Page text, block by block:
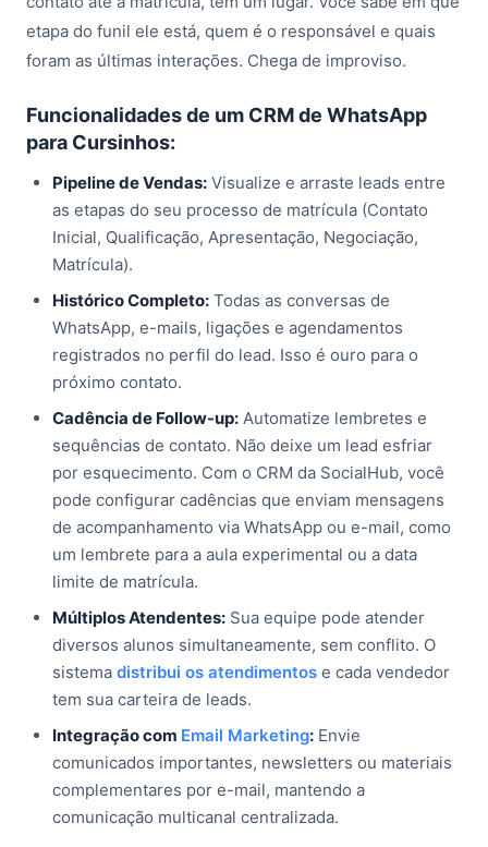
etapa do funil ele está, quem é o responsável e quais
foram as últimas interações. Chega de improviso.
Funcionalidades de um CRM de WhatsApp
para Cursinhos:
Pipeline de Vendas: Visualize e arraste leads entre
as etapas do seu processo de matrícula (Contato
Inicial, Qualificação, Apresentação, Negociação,
Matrícula).
Histórico Completo: Todas as conversas de
WhatsApp, e-mails, ligações e agendamentos
registrados no perfil do lead. Isso é ouro para o
próximo contato.
Cadência de Follow-up: Automatize lembretes e
sequências de contato. Não deixe um lead esfriar
por esquecimento. Com o CRM da SocialHub, você
pode configurar cadências que enviam mensagens
de acompanhamento via WhatsApp ou e-mail, como
um lembrete para a aula experimental ou a data
limite de matrícula.
Múltiplos Atendentes: Sua equipe pode atender
diversos alunos simultaneamente, sem conflito. O
sistema distribui os atendimentos e cada vendedor
tem sua carteira de leads.
Integração com Email Marketing: Envie
comunicados importantes, newsletters ou materiais
complementares por e-mail, mantendo a
comunicação multicanal centralizada.